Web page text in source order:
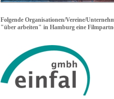
Folgende Organisationen/Vereine/
"über arbeiten" in Hamburg eine